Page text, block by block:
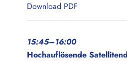
Download PDF
15:45–16:00
Hochauflösende